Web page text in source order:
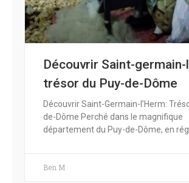
Découvrir Saint-germain-
trésor du Puy-de-Dôme
Découvrir Saint-Germain-l’Herm:
de-Dôme Perché dans le magnifique
département du Puy-de-Dôme, en
Ben M